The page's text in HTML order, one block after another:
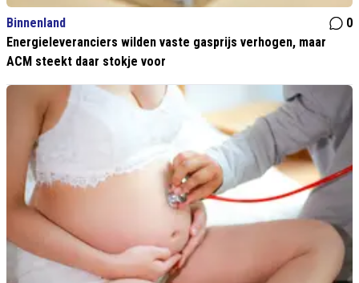
Binnenland
0
Energieleveranciers wilden vaste gasprijs verhogen, maar
ACM steekt daar stokje voor